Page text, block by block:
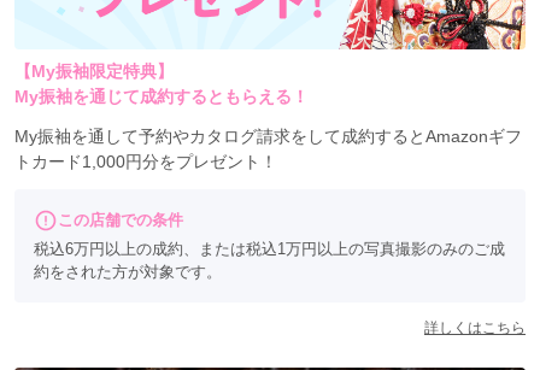
【My振袖限定特典】
My振袖を通じて成約するともらえる！
My振袖を通して予約やカタログ請求をして成約するとAmazonギフ
トカード1,000円分をプレゼント！
この店舗での条件
税込6万円以上の成約、または税込1万円以上の写真撮影のみのご成
約をされた方が対象です。
詳しくはこちら